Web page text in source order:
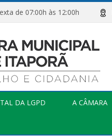
de 07:00h às 12:00h
DA LGPD A CÂMARA